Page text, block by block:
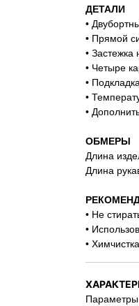
ДЕТАЛИ
•
• Прямой
• Застежка
• Четыре
•
•
•
ОБМЕРЫ
Длина
Длина
• Не
•
•